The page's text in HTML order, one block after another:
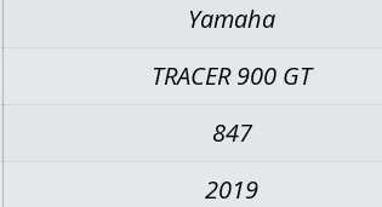
Yamaha
TRACER 900 GT
847
2019